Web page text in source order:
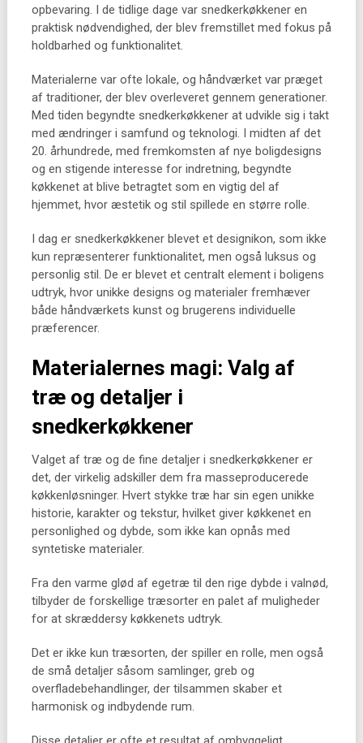
opbevaring. I de tidlige dage var snedkerkøkkener en
praktisk nødvendighed, der blev fremstillet med fokus på
holdbarhed og funktionalitet.
Materialerne var ofte lokale, og håndværket var præget
af traditioner, der blev overleveret gennem generationer.
Med tiden begyndte snedkerkøkkener at udvikle sig i takt
med ændringer i samfund og teknologi. I midten af det
20. århundrede, med fremkomsten af nye boligdesigns
og en stigende interesse for indretning, begyndte
køkkenet at blive betragtet som en vigtig del af
hjemmet, hvor æstetik og stil spillede en større rolle.
I dag er snedkerkøkkener blevet et designikon, som ikke
kun repræsenterer funktionalitet, men også luksus og
personlig stil. De er blevet et centralt element i boligens
udtryk, hvor unikke designs og materialer fremhæver
både håndværkets kunst og brugerens individuelle
præferencer.
Materialernes magi: Valg af
træ og detaljer i
snedkerkøkkener
Valget af træ og de fine detaljer i snedkerkøkkener er
det, der virkelig adskiller dem fra masseproducerede
køkkenløsninger. Hvert stykke træ har sin egen unikke
historie, karakter og tekstur, hvilket giver køkkenet en
personlighed og dybde, som ikke kan opnås med
syntetiske materialer.
Fra den varme glød af egetræ til den rige dybde i valnød,
tilbyder de forskellige træsorter en palet af muligheder
for at skræddersy køkkenets udtryk.
Det er ikke kun træsorten, der spiller en rolle, men også
de små detaljer såsom samlinger, greb og
overfladebehandlinger, der tilsammen skaber et
harmonisk og indbydende rum.